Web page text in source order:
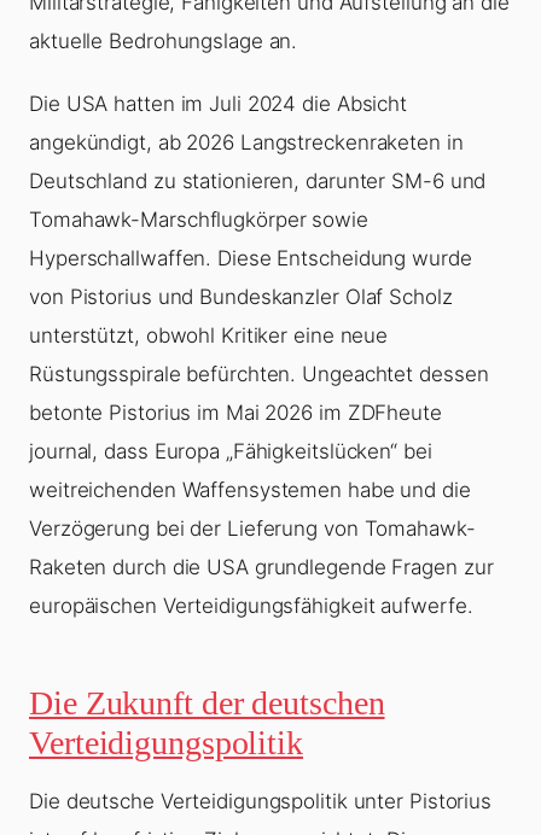
aktuelle Bedrohungslage an.
Die USA hatten im Juli 2024 die Absicht
angekündigt, ab 2026 Langstreckenraketen in
Deutschland zu stationieren, darunter SM-6 und
Tomahawk-Marschflugkörper sowie
Hyperschallwaffen. Diese Entscheidung wurde
von Pistorius und Bundeskanzler Olaf Scholz
unterstützt, obwohl Kritiker eine neue
Rüstungsspirale befürchten. Ungeachtet dessen
betonte Pistorius im Mai 2026 im ZDFheute
journal, dass Europa „Fähigkeitslücken“ bei
weitreichenden Waffensystemen habe und die
Verzögerung bei der Lieferung von Tomahawk-
Raketen durch die USA grundlegende Fragen zur
europäischen Verteidigungsfähigkeit aufwerfe.
Die Zukunft der deutschen
Verteidigungspolitik
Die deutsche Verteidigungspolitik unter Pistorius